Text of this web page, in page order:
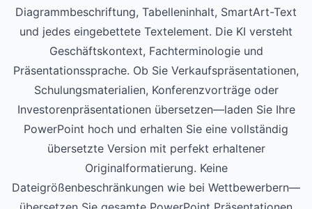
Diagrammbeschriftung, Tabelleninhalt, SmartArt-Text
und jedes eingebettete Textelement. Die KI versteht
Geschäftskontext, Fachterminologie und
Präsentationssprache. Ob Sie Verkaufspräsentationen,
Schulungsmaterialien, Konferenzvorträge oder
Investorenpräsentationen übersetzen—laden Sie Ihre
PowerPoint hoch und erhalten Sie eine vollständig
übersetzte Version mit perfekt erhaltener
Originalformatierung. Keine
Dateigrößenbeschränkungen wie bei Wettbewerbern—